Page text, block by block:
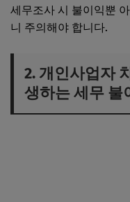
세무조사 시 불이익뿐
니 주의해야 합니다.
2. 개인사업자
생하는 세무 불